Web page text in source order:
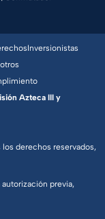
los derechos reservados,
previa,
Inversionistas
Azteca III y